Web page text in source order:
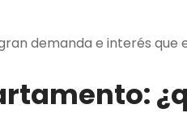
demanda e interés que